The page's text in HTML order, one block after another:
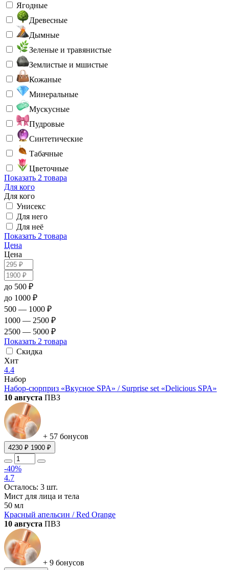
Ягодные
Древесные
Дымные
Зеленые и травянистые
Землистые и мшистые
Кожаные
Минеральные
Мускусные
Пудровые
Синтетические
Табачные
Цветочные
Показать 2 товара
Для кого
Для кого
Унисекс
Для него
Для неё
Показать 2 товара
Цена
Цена
до 500 ₽
до 1000 ₽
500 — 1000 ₽
1000 — 2500 ₽
2500 — 5000 ₽
Показать 2 товара
Скидка
Хит
4.4
Набор
Набор-сюрприз «Вкусное SPA» / Surprise set «Delicious SPA»
10 августа ПВЗ
+ 57 бонусов
4230 ₽ 1900 ₽
-40%
4.7
Осталось: 3 шт.
Мист для лица и тела
50 мл
Красный апельсин / Red Orange
10 августа ПВЗ
+ 9 бонусов